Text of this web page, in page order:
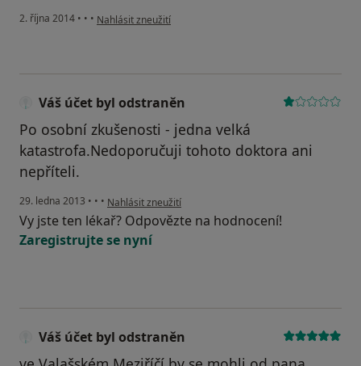
2. října 2014 • • • podle názoru uživatele Váš účet byl odstraněn
Nahlásit zneužití
Váš účet byl odstraněn
Po osobní zkušenosti - jedna velká
katastrofa.Nedoporučuji tohoto doktora ani
nepříteli.
29. ledna 2013 • • • podle názoru uživatele Váš účet byl odstraněn
Nahlásit zneužití
Vy jste ten lékař? Odpovězte na hodnocení!
Zaregistrujte se nyní
Váš účet byl odstraněn